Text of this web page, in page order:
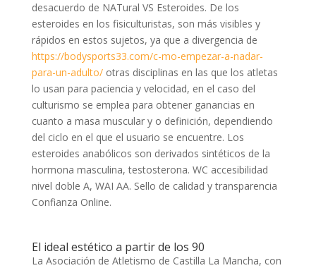
desacuerdo de NATural VS Esteroides. De los
esteroides en los fisiculturistas, son más visibles y
rápidos en estos sujetos, ya que a divergencia de
https://bodysports33.com/c-mo-empezar-a-nadar-
para-un-adulto/otras disciplinas en las que los atletas
lo usan para paciencia y velocidad, en el caso del
culturismo se emplea para obtener ganancias en
cuanto a masa muscular y o definición, dependiendo
del ciclo en el que el usuario se encuentre. Los
esteroides anabólicos son derivados sintéticos de la
hormona masculina, testosterona. WC accesibilidad
nivel doble A, WAI AA. Sello de calidad y transparencia
Confianza Online.
El ideal estético a partir de los 90
La Asociación de Atletismo de Castilla La Mancha, con